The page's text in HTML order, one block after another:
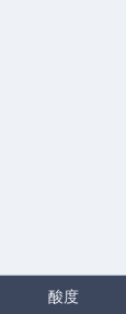
酸度